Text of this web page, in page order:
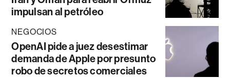
impulsan al petróleo
NEGOCIOS
OpenAI pide a juez desestimar
demanda de Apple por presunto
robo de secretos comerciales